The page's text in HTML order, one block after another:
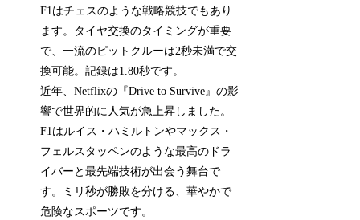
F1はチェスのような戦略競技でもあり
ます。タイヤ交換のタイミングが重要
で、一流のピットクルーは2秒未満で交
換可能。記録は1.80秒です。
近年、Netflixの『Drive to Survive』の影
響で世界的に人気が急上昇しました。
F1はルイス・ハミルトンやマックス・
フェルスタッペンのような最高のドラ
イバーと最先端技術が出会う舞台で
す。ミリ秒が勝敗を分ける、華やかで
危険なスポーツです。